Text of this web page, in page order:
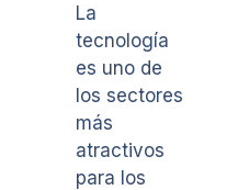
La
tecnología
es uno de
los sectores
más
atractivos
para los